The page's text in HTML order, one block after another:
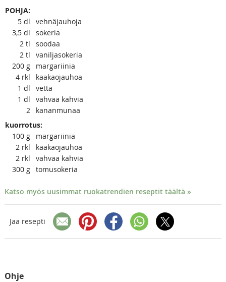
POHJA:
5 dl
vehnäjauhoja
3,5 dl
sokeria
2 tl
soodaa
2 tl
vaniljasokeria
200 g
margariinia
4 rkl
kaakaojauhoa
1 dl
vettä
1 dl
vahvaa kahvia
2
kananmunaa
kuorrotus:
100 g
margariinia
2 rkl
kaakaojauhoa
2 rkl
vahvaa kahvia
300 g tomusokeria
Katso myös uusimmat ruokatrendien reseptit täältä »
Jaa resepti
Ohje